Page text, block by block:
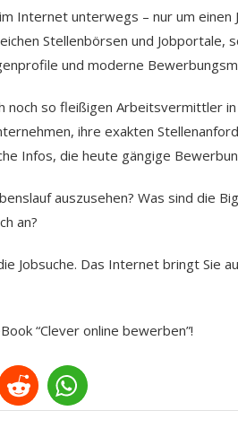
Internet unterwegs – nur um einen
Stellenbörsen und Jobportale,
und moderne
so fleißigen Arbeitsvermittler
ihre exakten
Infos, die heute gängige
auszusehen? Was sind die
an?
Jobsuche. Das Internet bringt Sie
“Clever online bewerben”!